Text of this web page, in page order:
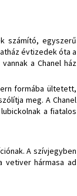
számító, egyszerű
évtizedek óta a
a Chanel ház
formába ültetett,
meg. A Chanel
a fiatalos
A szívjegyben
vetiver hármasa ad